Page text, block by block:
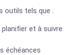
outils tels que :
et à suivre
échéances